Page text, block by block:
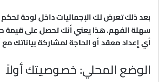
بعد ذلك تعرض لك الإجماليات داخل لوحة
سهلة الفهم. هذا يعني أنك تحصل على قيمة
أي إعداد معقد أو الحاجة لمشاركة بياناتك
الوضع المحلي: خصوصيتك أولاً